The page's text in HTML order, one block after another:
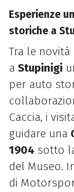
Esperienze
storiche a
Tra le
a Stupinigi
per auto
Caccia, i
guidare una
1904 sotto
del Museo.
di